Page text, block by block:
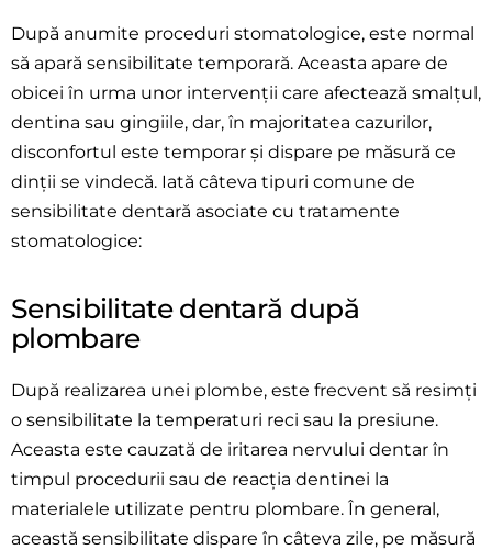
După anumite proceduri stomatologice, este normal
să apară sensibilitate temporară. Aceasta apare de
obicei în urma unor intervenții care afectează smalțul,
dentina sau gingiile, dar, în majoritatea cazurilor,
disconfortul este temporar și dispare pe măsură ce
dinții se vindecă. Iată câteva tipuri comune de
sensibilitate dentară asociate cu tratamente
stomatologice:
Sensibilitate dentară după
plombare
După realizarea unei plombe, este frecvent să resimți
o sensibilitate la temperaturi reci sau la presiune.
Aceasta este cauzată de iritarea nervului dentar în
timpul procedurii sau de reacția dentinei la
materialele utilizate pentru plombare. În general,
această sensibilitate dispare în câteva zile, pe măsură